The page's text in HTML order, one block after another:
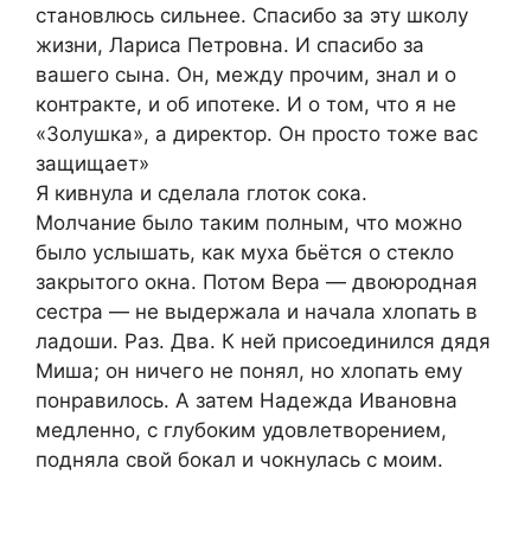
становлюсь сильнее. Спасибо за эту школу
жизни, Лариса Петровна. И спасибо за
вашего сына. Он, между прочим, знал и о
контракте, и об ипотеке. И о том, что я не
«Золушка», а директор. Он просто тоже вас
защищает»
Я кивнула и сделала глоток сока.
Молчание было таким полным, что можно
было услышать, как муха бьётся о стекло
закрытого окна. Потом Вера — двоюродная
сестра — не выдержала и начала хлопать в
ладоши. Раз. Два. К ней присоединился дядя
Миша; он ничего не понял, но хлопать ему
понравилось. А затем Надежда Ивановна
медленно, с глубоким удовлетворением,
подняла свой бокал и чокнулась с моим.